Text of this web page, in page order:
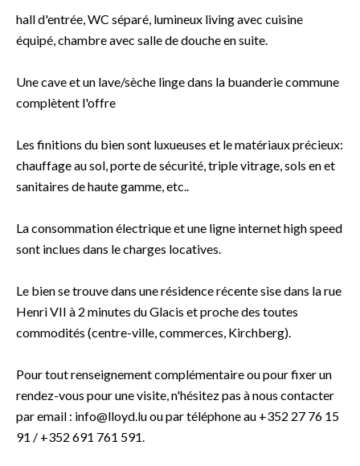
hall d'entrée, WC séparé, lumineux living avec cuisine
équipé, chambre avec salle de douche en suite.
Une cave et un lave/sèche linge dans la buanderie commune
complètent l'offre
Les finitions du bien sont luxueuses et le matériaux précieux:
chauffage au sol, porte de sécurité, triple vitrage, sols en et
sanitaires de haute gamme, etc..
La consommation électrique et une ligne internet high speed
sont inclues dans le charges locatives.
Le bien se trouve dans une résidence récente sise dans la rue
Henri VII à 2 minutes du Glacis et proche des toutes
commodités (centre-ville, commerces, Kirchberg).
Pour tout renseignement complémentaire ou pour fixer un
rendez-vous pour une visite, n'hésitez pas à nous contacter
par email : info@lloyd.lu ou par téléphone au +352 27 76 15
91 / +352 691 761 591.